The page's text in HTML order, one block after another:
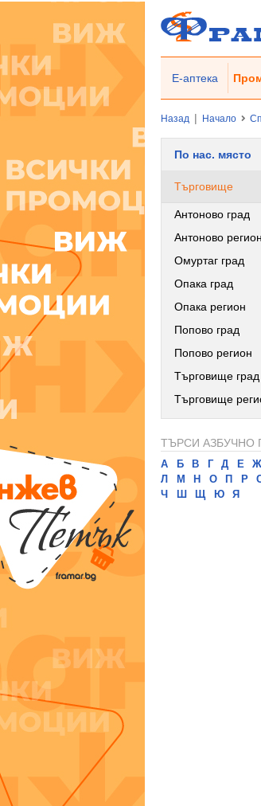
Е-аптека
Назад | Начало
По нас. място
Търговище
Антоново град
Антоново регион
Омуртаг град
Опака град
Опака регион
Попово град
Попово регион
Търговище град
Търговище
ТЪРСИ АЗБУЧНО
А Б В Г Д Е Ж
Л
М Н О П Р
Ч
Ш Щ Ю Я